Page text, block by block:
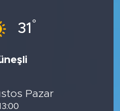
31 °
Pazar